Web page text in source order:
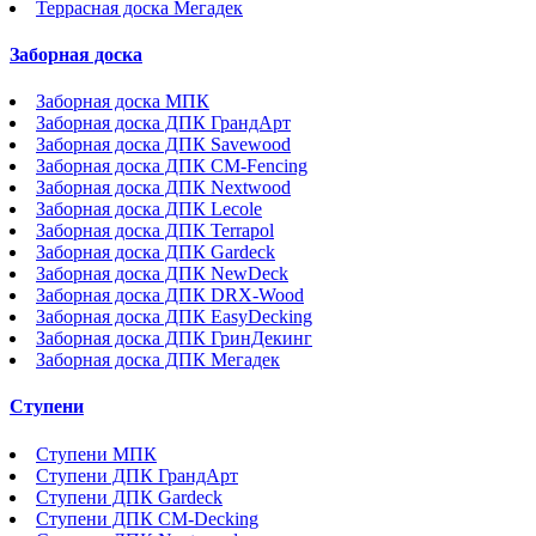
Террасная доска Мегадек
Заборная доска
Заборная доска МПК
Заборная доска ДПК ГрандАрт
Заборная доска ДПК Savewood
Заборная доска ДПК CM-Fencing
Заборная доска ДПК Nextwood
Заборная доска ДПК Lecole
Заборная доска ДПК Terrapol
Заборная доска ДПК Gardeck
Заборная доска ДПК NewDeck
Заборная доска ДПК DRX-Wood
Заборная доска ДПК EasyDecking
Заборная доска ДПК ГринДекинг
Заборная доска ДПК Мегадек
Ступени
Ступени МПК
Ступени ДПК ГрандАрт
Ступени ДПК Gardeck
Ступени ДПК CM-Decking